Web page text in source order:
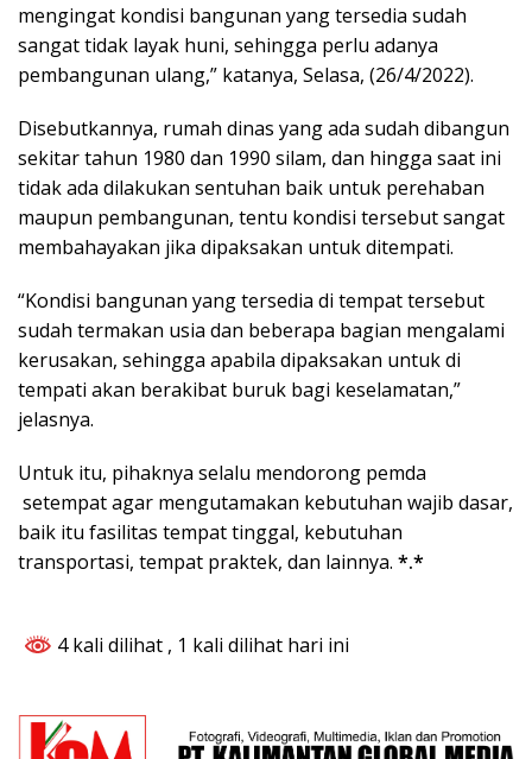
mengingat kondisi bangunan yang tersedia sudah
sangat tidak layak huni, sehingga perlu adanya
pembangunan ulang,” katanya, Selasa, (26/4/2022).
Disebutkannya, rumah dinas yang ada sudah dibangun
sekitar tahun 1980 dan 1990 silam, dan hingga saat ini
tidak ada dilakukan sentuhan baik untuk perehaban
maupun pembangunan, tentu kondisi tersebut sangat
membahayakan jika dipaksakan untuk ditempati.
“Kondisi bangunan yang tersedia di tempat tersebut
sudah termakan usia dan beberapa bagian mengalami
kerusakan, sehingga apabila dipaksakan untuk di
tempati akan berakibat buruk bagi keselamatan,”
jelasnya.
Untuk itu, pihaknya selalu mendorong pemda
setempat agar mengutamakan kebutuhan wajib dasar,
baik itu fasilitas tempat tinggal, kebutuhan
transportasi, tempat praktek, dan lainnya. *.*
4 kali dilihat , 1 kali dilihat hari ini